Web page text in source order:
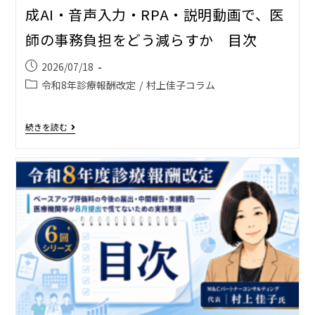
成AI・音声入力・RPA・説明動画で、医
師の事務負担をどう減らすか 目次
2026/07/18
令和8年診療報酬改定 / 村上佳子コラム
続きを読む